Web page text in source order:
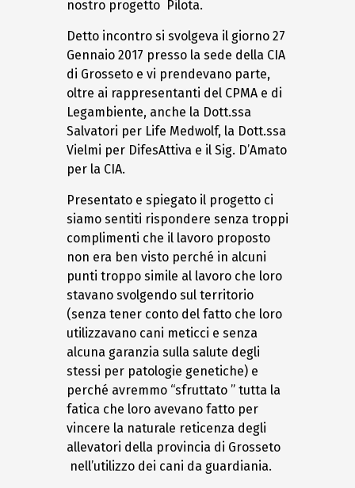
nostro progetto Pilota.
Detto incontro si svolgeva il giorno 27
Gennaio 2017 presso la sede della CIA
di Grosseto e vi prendevano parte,
oltre ai rappresentanti del CPMA e di
Legambiente, anche la Dott.ssa
Salvatori per Life Medwolf, la Dott.ssa
Vielmi per DifesAttiva e il Sig. D’Amato
per la CIA.
Presentato e spiegato il progetto ci
siamo sentiti rispondere senza troppi
complimenti che il lavoro proposto
non era ben visto perché in alcuni
punti troppo simile al lavoro che loro
stavano svolgendo sul territorio
(senza tener conto del fatto che loro
utilizzavano cani meticci e senza
alcuna garanzia sulla salute degli
stessi per patologie genetiche) e
perché avremmo “sfruttato ” tutta la
fatica che loro avevano fatto per
vincere la naturale reticenza degli
allevatori della provincia di Grosseto
nell’utilizzo dei cani da guardiania.